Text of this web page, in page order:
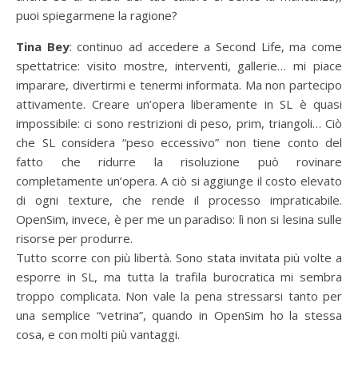
puoi spiegarmene la ragione?
Tina Bey: continuo ad accedere a Second Life, ma come
spettatrice: visito mostre, interventi, gallerie… mi piace
imparare, divertirmi e tenermi informata. Ma non partecipo
attivamente. Creare un’opera liberamente in SL è quasi
impossibile: ci sono restrizioni di peso, prim, triangoli… Ciò
che SL considera “peso eccessivo” non tiene conto del
fatto che ridurre la risoluzione può rovinare
completamente un’opera. A ciò si aggiunge il costo elevato
di ogni texture, che rende il processo impraticabile.
OpenSim, invece, è per me un paradiso: lì non si lesina sulle
risorse per produrre.
Tutto scorre con più libertà. Sono stata invitata più volte a
esporre in SL, ma tutta la trafila burocratica mi sembra
troppo complicata. Non vale la pena stressarsi tanto per
una semplice “vetrina”, quando in OpenSim ho la stessa
cosa, e con molti più vantaggi.